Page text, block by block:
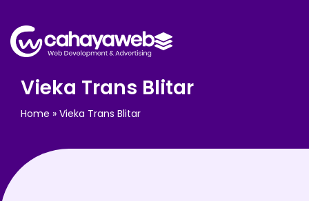
Vieka Trans Blitar
Home » Vieka Trans Blitar